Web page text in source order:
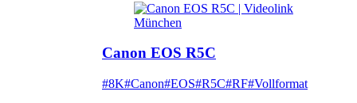
Canon EOS R5C
#8K#Canon#EOS#R5C#RF#Vollformat